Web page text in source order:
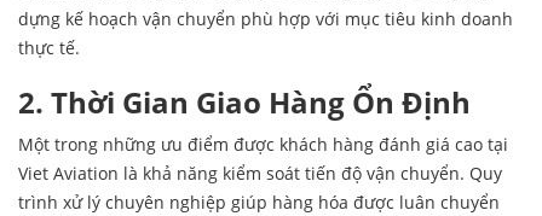
dựng kế hoạch vận chuyển phù hợp với mục tiêu kinh doanh
thực tế.
2. Thời Gian Giao Hàng Ổn Định
Một trong những ưu điểm được khách hàng đánh giá cao tại
Viet Aviation là khả năng kiểm soát tiến độ vận chuyển. Quy
trình xử lý chuyên nghiệp giúp hàng hóa được luân chuyển